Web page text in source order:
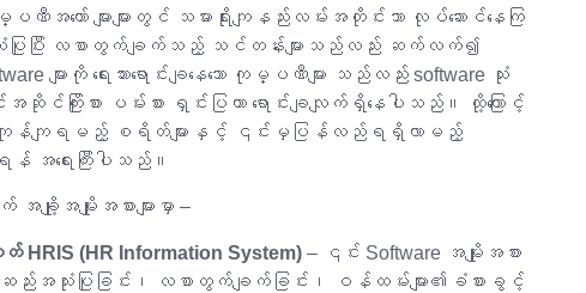
အတော် များများတွင် သမားရိုးကျနည်းလမ်းအတိုင်းသာ လုပ်ဆောင်နေကြ
ပြုပြီး လစာတွက်ချက်သည့် သင်တန်းများသည်လည်း ဆက်လက်၍
ျားကို ရေးသားရောင်းချနေသော ကုမ္ပဏီများ သည်လည်း software သုံး
ဆိုင်ကြိုးစား ပမ်းစား ရှင်းပြကာ ရောင်းချလျက်ရှိနေပါသည်။ ထို့ကြောင့်
က် ကုန်ကျရမည့် စရိတ်များနှင့် ၎င်းမှပြန်လည်ရရှိလာမည့်
န် အရေးကြီးပါသည်။
အမျိုးအစားများမှာ –
HRIS (HR Information System) – ၎င်း Software အမျိုးအစား
းအသုံးပြုခြင်း၊ လစာတွက်ချက်ခြင်း၊ ဝန်ထမ်းများ၏ခံစားခွင့်